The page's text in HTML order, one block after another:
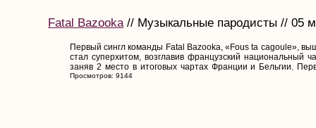
Fatal Bazooka// Музыкальные пародисты // 05
Первый сингл команды Fatal Bazooka, «Fous ta cagoule»,
стал суперхитом, возглавив французский национальный
заняв 2 место в итоговых чартах Франции и Бельгии.
Просмотров: 9144